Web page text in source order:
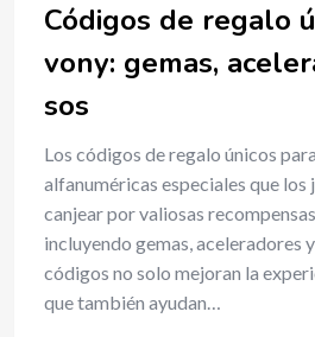
Códigos de regalo
vony: gemas,
sos
Los códigos de regalo únicos
alfanuméricas especiales que los
canjear por valiosas
incluyendo gemas, aceleradores
códigos no solo mejoran la
que también ayudan…